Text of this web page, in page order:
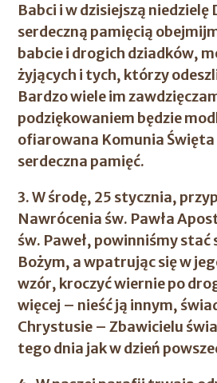
Babci i w dzisiejszą niedzielę
serdeczną pamięcią
babcie i drogich dziadków,
żyjących i tych, którzy
Bardzo wiele im
podziękowaniem będzie
ofiarowana Komunia Święta
serdeczna pamięć.
3. W środę, 25 stycznia,
Nawrócenia św. Pawła
św. Paweł, powinniśmy stać
Bożym, a wpatrując się w
wzór, kroczyć wiernie po
więcej – nieść ją innym,
Chrystusie – Zbawicielu
tego dnia jak w dzień